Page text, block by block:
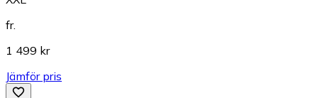
fr.
1 499 kr
Jämför pris